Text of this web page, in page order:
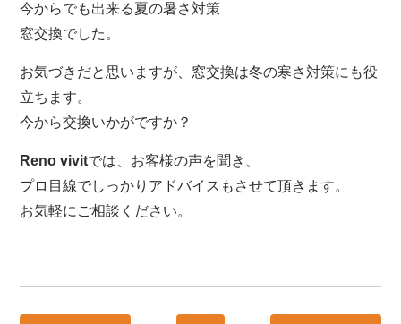
今からでも出来る夏の暑さ対策
窓交換でした。
お気づきだと思いますが、窓交換は冬の寒さ対策にも役
立ちます。
今から交換いかがですか？
Reno vivitでは、お客様の声を聞き、
プロ目線でしっかりアドバイスもさせて頂きます。
お気軽にご相談ください。